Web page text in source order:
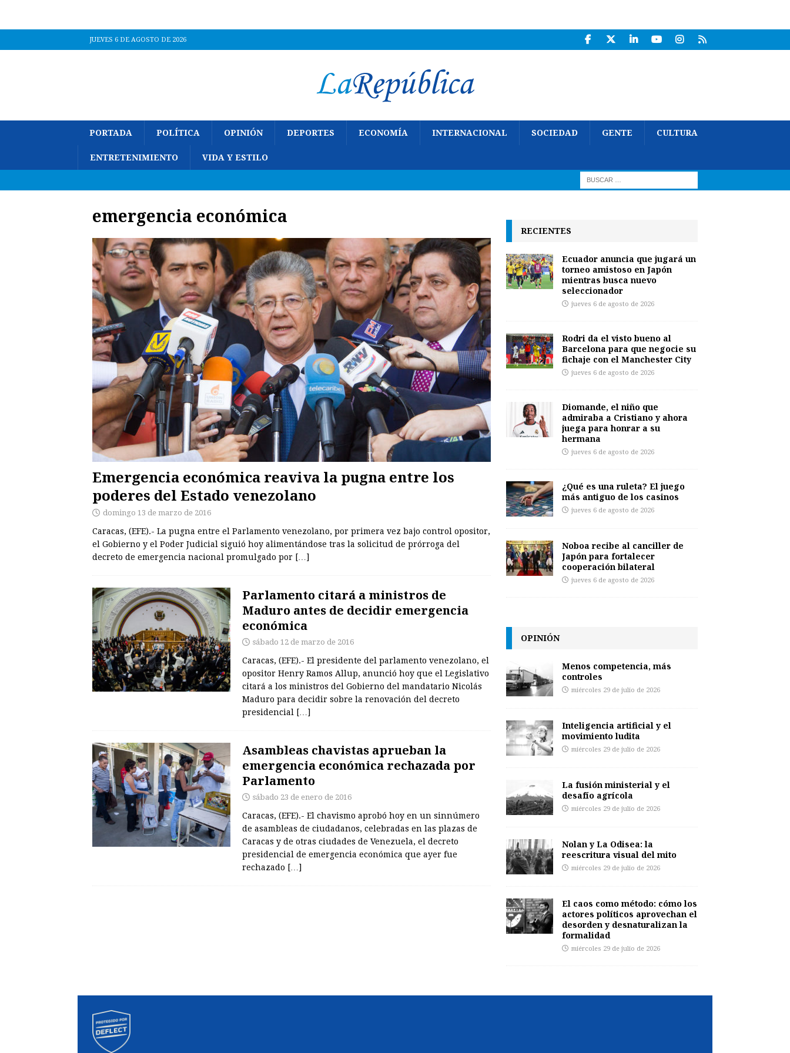
JUEVES 6 DE AGOSTO DE 2026
PORTADA POLÍTICA OPINIÓN DEPORTES ECONOMÍA INTERNACIONAL SOCIEDAD GENTE CULTURA
ENTRETENIMIENTO VIDA Y ESTILO
emergencia económica
Emergencia económica reaviva la pugna entre los
poderes del Estado venezolano
domingo 13 de marzo de 2016
Caracas, (EFE).- La pugna entre el Parlamento venezolano, por primera vez bajo control opositor,
el Gobierno y el Poder Judicial siguió hoy alimentándose tras la solicitud de prórroga del
decreto de emergencia nacional promulgado por […]
Parlamento citará a ministros de
Maduro antes de decidir emergencia
económica
sábado 12 de marzo de 2016
Caracas, (EFE).- El presidente del parlamento venezolano, el
opositor Henry Ramos Allup, anunció hoy que el Legislativo
citará a los ministros del Gobierno del mandatario Nicolás
Maduro para decidir sobre la renovación del decreto
presidencial
[…]
Asambleas chavistas aprueban la
emergencia económica rechazada por
Parlamento
sábado 23 de enero de 2016
Caracas, (EFE).- El chavismo aprobó hoy en un sinnúmero
de asambleas de ciudadanos, celebradas en las plazas de
Caracas y de otras ciudades de Venezuela, el decreto
presidencial de emergencia económica que ayer fue
rechazado […]
RECIENTES
Ecuador anuncia que jugará un
torneo amistoso en Japón
mientras busca nuevo
seleccionador
jueves 6 de agosto de 2026
Rodri da el visto bueno al
Barcelona para que negocie su
fichaje con el Manchester City
jueves 6 de agosto de 2026
Diomande, el niño que
admiraba a Cristiano y ahora
juega para honrar a su
hermana
jueves 6 de agosto de 2026
¿Qué es una ruleta? El juego
más antiguo de los casinos
jueves 6 de agosto de 2026
Noboa recibe al canciller de
Japón para fortalecer
cooperación bilateral
jueves 6 de agosto de 2026
OPINIÓN
Menos competencia, más
controles
miércoles 29 de julio de 2026
Inteligencia artificial y el
movimiento ludita
miércoles 29 de julio de 2026
La fusión ministerial y el
desafío agrícola
miércoles 29 de julio de 2026
Nolan y La Odisea: la
reescritura visual del mito
miércoles 29 de julio de 2026
El caos como método: cómo los
actores políticos aprovechan el
desorden y desnaturalizan la
formalidad
miércoles 29 de julio de 2026